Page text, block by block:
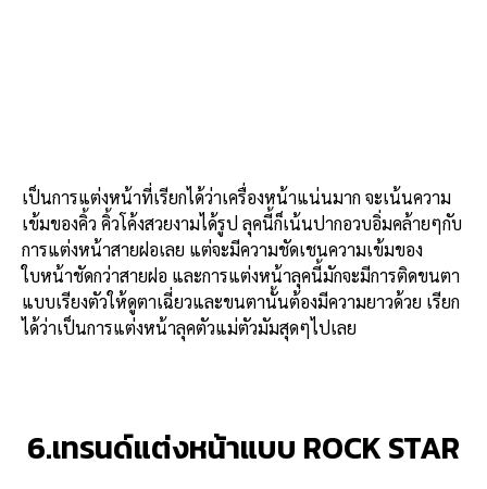
เป็นการแต่งหน้าที่เรียกได้ว่าเครื่องหน้าแน่นมาก จะเน้นความ
เข้มของคิ้ว คิ้วโค้งสวยงามได้รูป ลุคนี้ก็เน้นปากอวบอิ่มคล้ายๆกับ
การแต่งหน้าสายฝอเลย แต่จะมีความชัดเชนความเข้มของ
ใบหน้าชัดกว่าสายฝอ และการแต่งหน้าลุคนี้มักจะมีการติดขนตา
แบบเรียงตัวให้ดูตาเฉี่ยวและขนตานั้นต้องมีความยาวด้วย เรียก
ได้ว่าเป็นการแต่งหน้าลุคตัวแม่ตัวมัมสุดๆไปเลย
6.เทรนด์แต่งหน้าแบบ ROCK STAR